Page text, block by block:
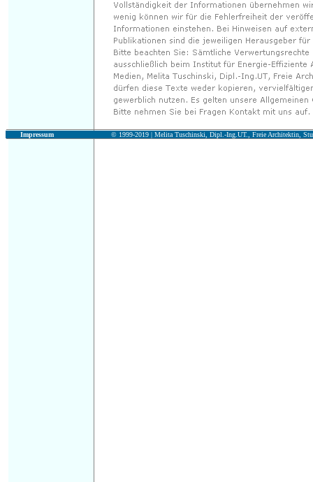
Impressum © 1999-2019 | Melita Tuschinski, Dipl.-Ing.UT., Freie Architektin,